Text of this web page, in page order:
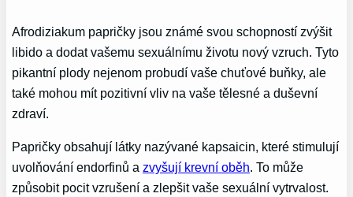
Afrodiziakum papričky jsou známé svou schopností zvýšit
libido a dodat vašemu sexuálnímu životu nový vzruch. Tyto
pikantní plody nejenom probudí vaše chuťové buňky, ale
také mohou mít pozitivní vliv na vaše tělesné a duševní
zdraví.
Papričky obsahují látky nazývané kapsaicin, které stimulují
uvolňování endorfinů azvyšují krevní oběh. To může
způsobit pocit vzrušení a zlepšit vaše sexuální vytrvalost.